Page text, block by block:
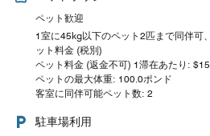
ペット歓迎
1室に45kg以下のペット2匹まで同伴可
ット料金 (税別)
ペット料金 (返金不可) 1滞在あたり:
ペットの最大体重: 100.0ポンド
客室に同伴可能ペット数: 2
駐車場利用